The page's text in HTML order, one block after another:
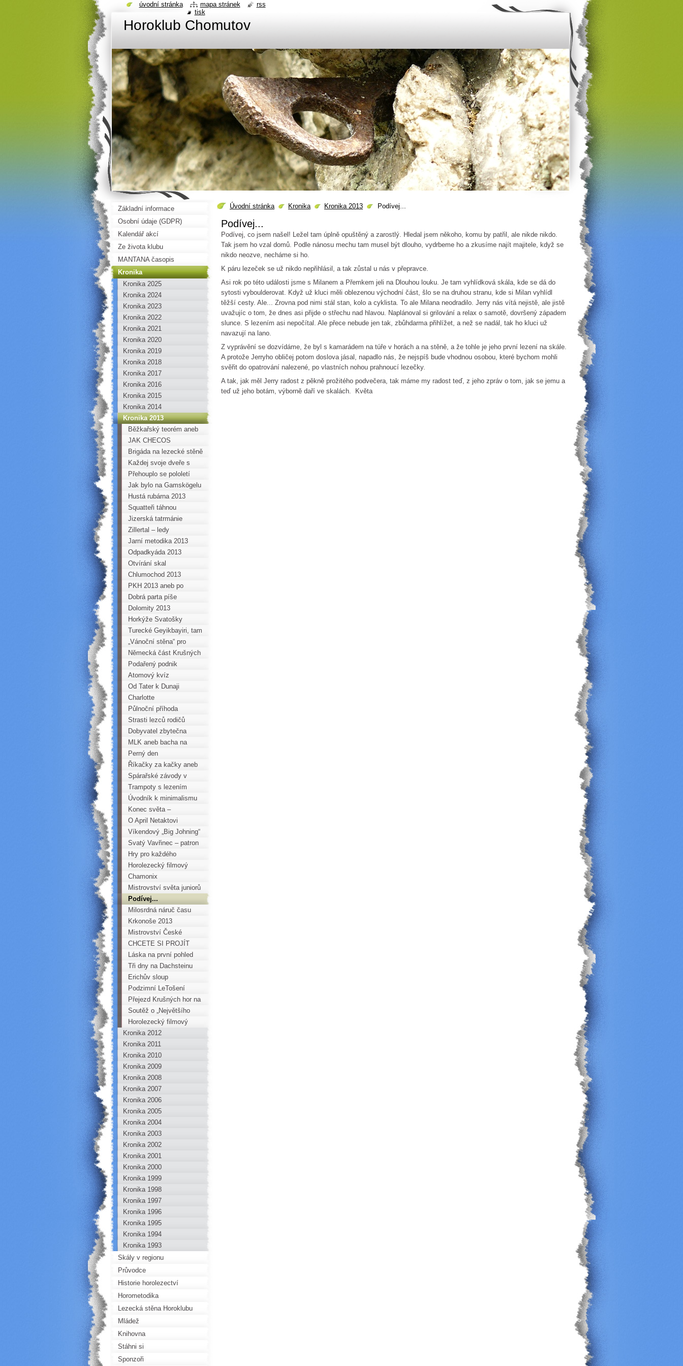
Horoklub Chomutov
Úvodní stránka Kronika Kronika 2013 Podívej...
Podívej...
Podívej, co jsem našel! Ležel tam úplně opuštěný a zarostlý. Hledal jsem někoho, komu by patřil, ale nikde nikdo.
Tak jsem ho vzal domů. Podle nánosu mechu tam musel být dlouho, vydrbeme ho a zkusíme najít majitele, když se
nikdo neozve, necháme si ho.
K páru lezeček se už nikdo nepřihlásil, a tak zůstal u nás v přepravce.
Asi rok po této události jsme s Milanem a Přemkem jeli na Dlouhou louku. Je tam vyhlídková skála, kde se dá do
sytosti vyboulderovat. Když už kluci měli oblezenou východní část, šlo se na druhou stranu, kde si Milan vyhlídl
těžší cesty. Ale... Zrovna pod nimi stál stan, kolo a cyklista. To ale Milana neodradilo. Jerry nás vítá nejistě, ale jistě
uvažujíc o tom, že dnes asi přijde o střechu nad hlavou. Naplánoval si grilování a relax o samotě, dovršený západem
slunce. S lezením asi nepočítal. Ale přece nebude jen tak, zbůhdarma přihlížet, a než se nadál, tak ho kluci už
navazují na lano.
Z vyprávění se dozvídáme, že byl s kamarádem na túře v horách a na stěně, a že tohle je jeho první lezení na skále.
A protože Jerryho obličej potom doslova jásal, napadlo nás, že nejspíš bude vhodnou osobou, které bychom mohli
svěřit do opatrování nalezené, po vlastních nohou prahnoucí lezečky.
A tak, jak měl Jerry radost z pěkně prožitého podvečera, tak máme my radost teď, z jeho zpráv o tom, jak se jemu a
teď už jeho botám, výborně daří ve skalách. Květa
Základní informace
Osobní údaje (GDPR)
Kalendář akcí
Ze života klubu
MANTANA časopis
Kronika
Kronika 2025
Kronika 2024
Kronika 2023
Kronika 2022
Kronika 2021
Kronika 2020
Kronika 2019
Kronika 2018
Kronika 2017
Kronika 2016
Kronika 2015
Kronika 2014
Kronika 2013
Běžkařský teorém aneb
jak (se) namazat!
JAK CHECOS
BANDITOS DOBÝVALI
VRCHOLY AND ANEB
PERUÁNSKÝ TROJBOJ
Brigáda na lezecké stěně
Horoklubu na gymnáziu v
Kadani
Každej svoje dveře s
hrůzou zamyká...
Přehouplo se pololetí
Jak bylo na Gamskögelu
Hustá rubárna 2013
Squatteři táhnou
Jizerská tatrmánie
Zillertal – ledy
Jarní metodika 2013
Odpadkyáda 2013
Otvírání skal
Chlumochod 2013
PKH 2013 aneb po
hřebenech Krušných hor
na běžkách
Dobrá parta píše
nezapomenutelné příběhy
Dolomity 2013
Horkýže Svatošky
Turecké Geyikbayiri, tam
se určitě vrátím
„Vánoční stěna“ pro
mládež a děti Horoklubu
Německá část Krušných
hor na kole
Podařený podnik
Atomový kvíz
Od Tater k Dunaji
Charlotte
Půlnoční příhoda
Strasti lezců rodičů
Dobyvatel zbytečna
MLK aneb bacha na
plusy
Perný den
krušnohorského vůdce
Říkačky za kačky aneb
zlidovělá rčení v
horolezectví
Spárařské závody v
Praze
Trampoty s lezením
Úvodník k minimalismu
Konec světa –
ZRUŠENO
O April Netaktovi
Víkendový „Big Johning“
Svatý Vavřinec – patron
horolezců
Hry pro každého
Horolezecký filmový
festival
Chamonix
Mistrovství světa juniorů
2013 Central Saanich
Podívej...
Milosrdná náruč času
Krkonoše 2013
Mistrovství České
republiky mládeže v
Písku 2013
CHCETE SI PROJÍT
BESKYDY? Dejte si
BESKYDSKOU
SEDMIČKU
Láska na první pohled
aneb deset poznatků z
prvního rande s
Vysokými Tatrami
Tři dny na Dachsteinu
Erichův sloup
Podzimní LeTošení
Přejezd Krušných hor na
kole 2013
Soutěž o „Největšího
škodiče Horoklubu roku
2013“
Horolezecký filmový
festival
Kronika 2012
Kronika 2011
Kronika 2010
Kronika 2009
Kronika 2008
Kronika 2007
Kronika 2006
Kronika 2005
Kronika 2004
Kronika 2003
Kronika 2002
Kronika 2001
Kronika 2000
Kronika 1999
Kronika 1998
Kronika 1997
Kronika 1996
Kronika 1995
Kronika 1994
Kronika 1993
Skály v regionu
Průvodce
Historie horolezectví
Horometodika
Lezecká stěna Horoklubu
Mládež
Knihovna
Stáhni si
Sponzoři
úvodní stránka mapa stránek
rss
tisk